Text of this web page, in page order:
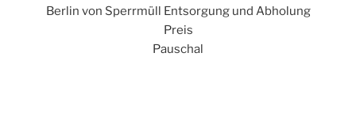
Berlin von Sperrmüll Entsorgung und Abholung
Preis
Pauschal